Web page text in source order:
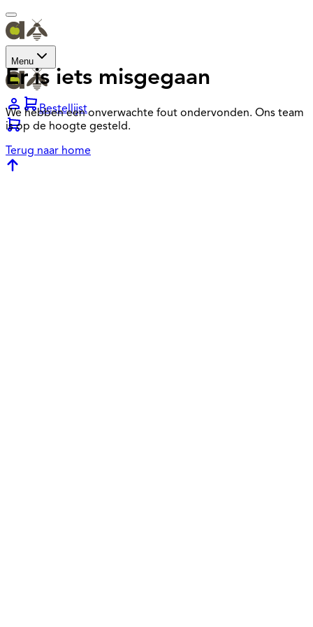
Menu
Bestellijst
Er is iets misgegaan
We hebben een onverwachte fout ondervonden. Ons team
is op de hoogte gesteld.
Terug naar home